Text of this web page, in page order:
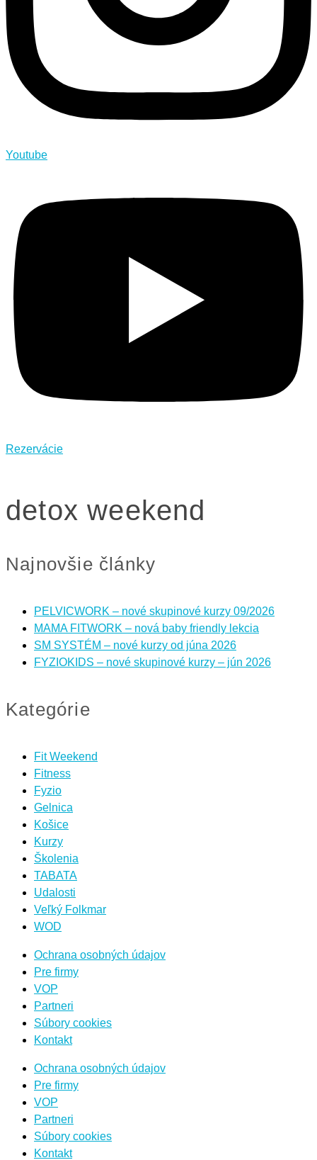
Youtube
Rezervácie
detox weekend
Najnovšie články
PELVICWORK – nové skupinové kurzy 09/2026
MAMA FITWORK – nová baby friendly lekcia
SM SYSTÉM – nové kurzy od júna 2026
FYZIOKIDS – nové skupinové kurzy – jún 2026
Kategórie
Fit Weekend
Fitness
Fyzio
Gelnica
Košice
Kurzy
Školenia
TABATA
Udalosti
Veľký Folkmar
WOD
Ochrana osobných údajov
Pre firmy
VOP
Partneri
Súbory cookies
Kontakt
Ochrana osobných údajov
Pre firmy
VOP
Partneri
Súbory cookies
Kontakt